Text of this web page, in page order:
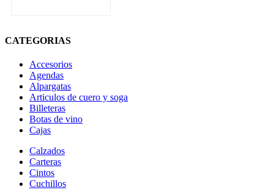
CATEGORIAS
Accesorios
Agendas
Alpargatas
Articulos de cuero y soga
Billeteras
Botas de vino
Cajas
Calzados
Carteras
Cintos
Cuchillos